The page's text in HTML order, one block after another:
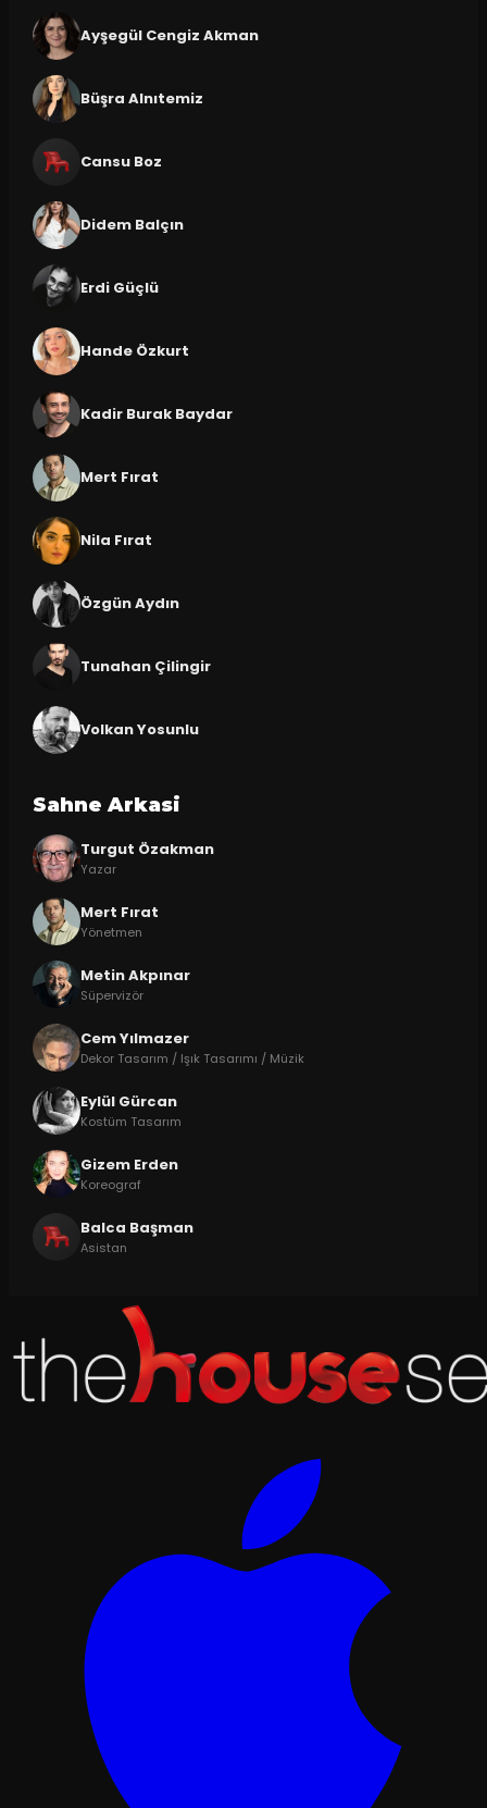
Ayşegül Cengiz Akman
Büşra Alnıtemiz
Cansu Boz
Didem Balçın
Erdi Güçlü
Hande Özkurt
Kadir Burak Baydar
Mert Fırat
Nila Fırat
Özgün Aydın
Tunahan Çilingir
Volkan Yosunlu
Sahne Arkasi
Turgut Özakman
Yazar
Mert Fırat
Yönetmen
Metin Akpınar
Süpervizör
Cem Yılmazer
Dekor Tasarım / Işık Tasarımı / Müzik
Eylül Gürcan
Kostüm Tasarım
Gizem Erden
Koreograf
Balca Başman
Asistan